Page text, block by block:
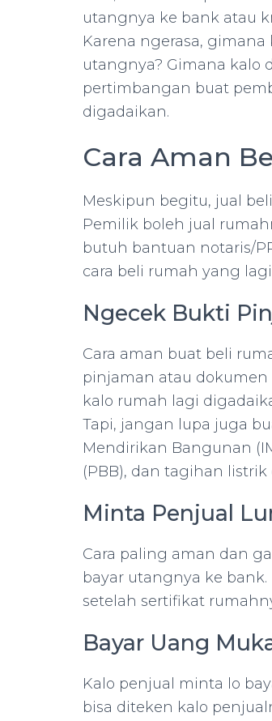
utangnya ke bank atau
Karena ngerasa,
utangnya? Gimana kalo
pertimbangan buat
digadaikan.
Cara Aman
Meskipun begitu, jual
Pemilik boleh jual
butuh bantuan notaris/
cara beli rumah yang
Ngecek Bukti
Cara aman buat beli
pinjaman atau dokumen
kalo rumah lagi
Tapi, jangan lupa juga
Mendirikan Bangunan
(PBB), dan tagihan listrik
Minta Penjual
Cara paling aman dan
bayar utangnya ke
setelah sertifikat
Bayar Uang
Kalo penjual minta lo
bisa diteken kalo